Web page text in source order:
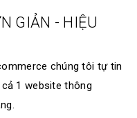
GIẢN - HIỆU
chúng tôi tự tin
1 website thông